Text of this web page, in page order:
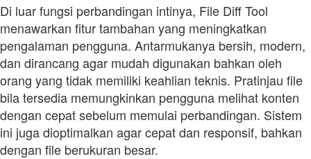
Di luar fungsi perbandingan intinya, File Diff Tool
menawarkan fitur tambahan yang meningkatkan
pengalaman pengguna. Antarmukanya bersih, modern,
dan dirancang agar mudah digunakan bahkan oleh
orang yang tidak memiliki keahlian teknis. Pratinjau file
bila tersedia memungkinkan pengguna melihat konten
dengan cepat sebelum memulai perbandingan. Sistem
ini juga dioptimalkan agar cepat dan responsif, bahkan
dengan file berukuran besar.